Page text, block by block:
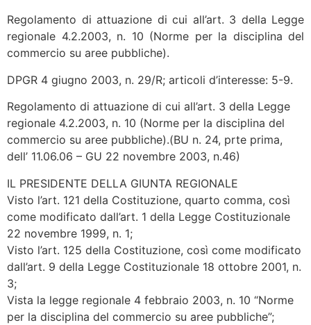
Regolamento di attuazione di cui all’art. 3 della Legge
regionale 4.2.2003, n. 10 (Norme per la disciplina del
commercio su aree pubbliche).
DPGR 4 giugno 2003, n. 29/R; articoli d’interesse: 5-9.
Regolamento di attuazione di cui all’art. 3 della Legge
regionale 4.2.2003, n. 10 (Norme per la disciplina del
commercio su aree pubbliche).(BU n. 24, prte prima,
dell’ 11.06.06 – GU 22 novembre 2003, n.46)
IL PRESIDENTE DELLA GIUNTA REGIONALE
Visto l’art. 121 della Costituzione, quarto comma, così
come modificato dall’art. 1 della Legge Costituzionale
22 novembre 1999, n. 1;
Visto l’art. 125 della Costituzione, così come modificato
dall’art. 9 della Legge Costituzionale 18 ottobre 2001, n.
3;
Vista la legge regionale 4 febbraio 2003, n. 10 “Norme
per la disciplina del commercio su aree pubbliche”;